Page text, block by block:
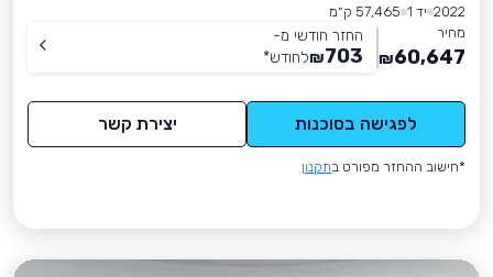
2022 יד 1
57,465 ק״מ
מחיר
60,647
₪
החזר חודשי מ-
703
₪לחודש*
לפגישה בסוכנות יצירת קשר
*חישוב ההחזר מפורט בתקנון